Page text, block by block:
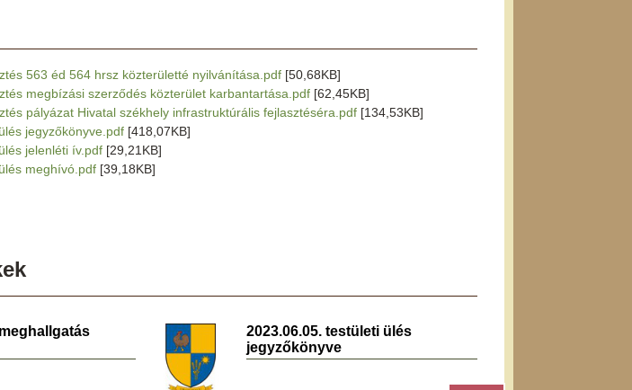
563 éd 564 hrsz közterületté nyilvánítása.pdf [50,68KB]
megbízási szerződés közterület karbantartása.pdf [62,45KB]
pályázat Hivatal székhely infrastruktúrális fejlasztéséra.pdf [134,53KB]
jegyzőkönyve.pdf [418,07KB]
jelenléti ív.pdf [29,21KB]
meghívó.pdf [39,18KB]
2023.06.05. testületi ülés
jegyzőkönyve